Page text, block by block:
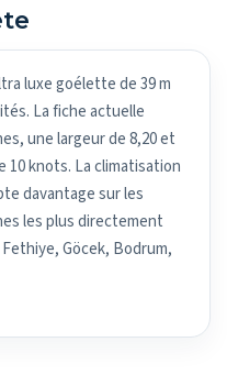
luxe goélette de 39 m
La fiche actuelle
une largeur de 8,20 et
knots. La climatisation
davantage sur les
les plus directement
Göcek, Bodrum,